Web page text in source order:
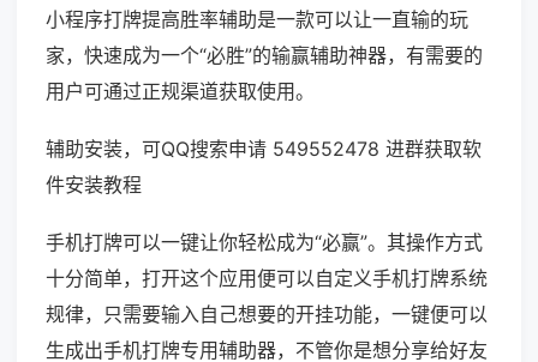
小程序打牌提高胜率辅助是一款可以让一直输的玩
家，快速成为一个“必胜”的输赢辅助神器，有需要的
用户可通过正规渠道获取使用。
辅助安装，可QQ搜索申请 549552478 进群获取软
件安装教程
手机打牌可以一键让你轻松成为“必赢”。其操作方式
十分简单，打开这个应用便可以自定义手机打牌系统
规律，只需要输入自己想要的开挂功能，一键便可以
生成出手机打牌专用辅助器，不管你是想分享给好友